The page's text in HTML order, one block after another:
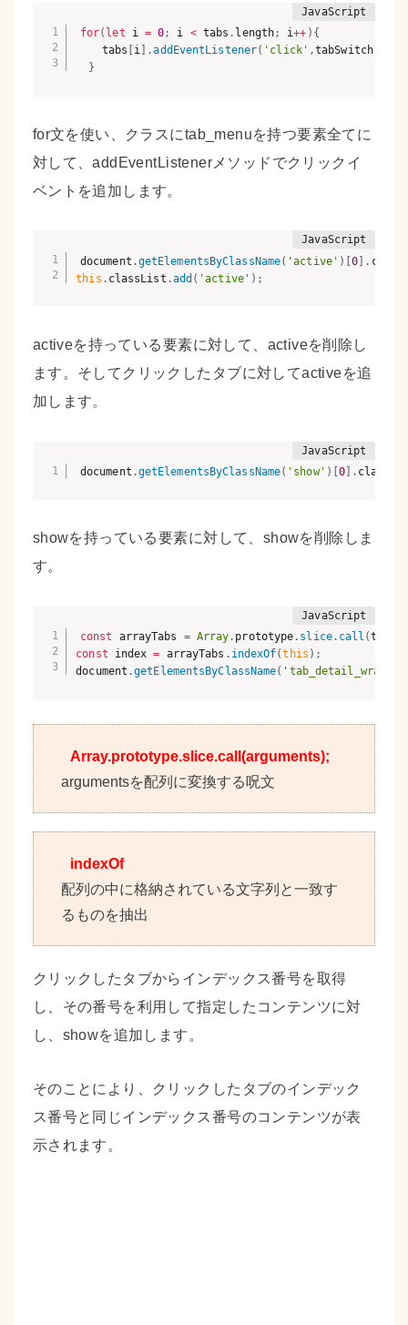
for( let i = 0; i < tabs . length; i++ ) {
    tabs
i .addEventListener( 'click' ,tabSwitch)
}
for文を使い、クラスにtab_menuを持つ要素全てに
対して、addEventListenerメソッドでクリックイ
ベントを追加します。
document .getElementsByClassName( 'active' ) [0] .
this . classList .add ( 'active' ) ;
activeを持っている要素に対して、activeを削除し
ます。そしてクリックしたタブに対してactiveを追
加します。
document .getElementsByClassName( 'show' ) [0] .
showを持っている要素に対して、showを削除しま
す。
const arrayTabs = Array . prototype . slice. call (tabs
const index = arrayTabs . indexOf(this ) ;
document .getElementsByClassName( 'tab_detail_wrap'
Array.prototype.slice.call(arguments);
argumentsを配列に変換する呪文
indexOf
配列の中に格納されている文字列と一致す
るものを抽出
クリックしたタブからインデックス番号を取得
し、その番号を利用して指定したコンテンツに対
し、showを追加します。
そのことにより、クリックしたタブのインデック
ス番号と同じインデックス番号のコンテンツが表
示されます。